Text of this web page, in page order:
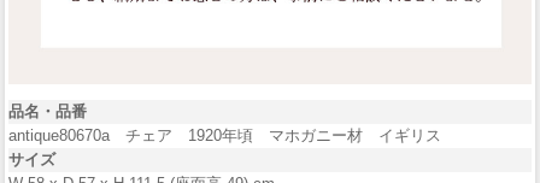
品名・品番
antique80670a チェア 1920年頃 マホガニー材 イギリス
サイズ